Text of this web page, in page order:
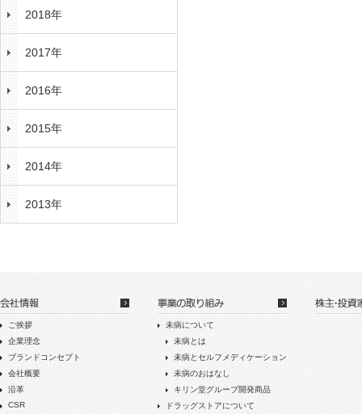
2018年
2017年
2016年
2015年
2014年
2013年
ご挨拶
企業理念
ブランドコンセプト
会社概要
沿革
CSR
未病について
未病とは
未病とセルフメディケーション
未病のおはなし
キリン堂グループ開発商品
ドラッグストアについて